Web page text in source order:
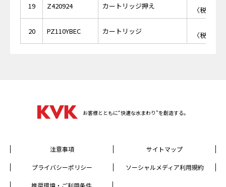
19 Z420924 カートリッジ押え
〈税抜価
20 PZ110YBEC カートリッジ
〈税抜価
お客様とともに“快適な水まわり”を創造する。
注意事項 サイトマップ
プライバシーポリシー ソーシャルメディア利用規約
推奨環境・ご利用条件